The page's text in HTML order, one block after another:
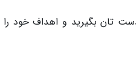
تان بگیرید و اهداف خود